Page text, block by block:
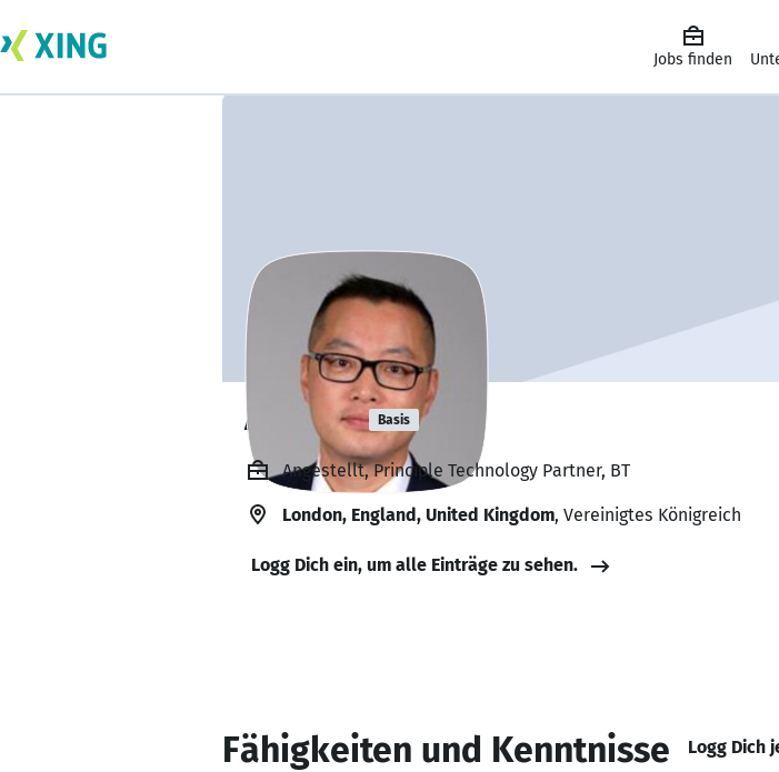
Jobs finden
Alex Yip Basis
Angestellt, Principle Technology Partner, BT
London, England, United Kingdom, Vereinigtes Königreich
Logg Dich ein, um alle Einträge zu sehen.
Fähigkeiten und Kenntnisse Logg Dich